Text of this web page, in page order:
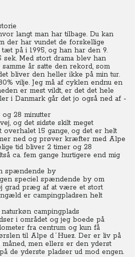
langt man har tilbage. Du kan
der har vundet de forskellige
på i 1995, og han har den 9.
sek. Med stort drama blev han
år satte den rekord, som
bliver den heller ikke på min tur.
vilje. Jeg må af cyklen endnu en
er mest vildt, er det det hele
i Danmark går det jo også ned af -
28 minutter
og det sidste skilt meget
15 gange, og det er helt
ned og prøver kræfter med Alpe
tid bliver 2 timer og 28
ca. fem gange hurtigere end mig
spændende by
speciel spændende by om
grad præg af at være et stort
er campingpladsen helt
campingplads
i området og jeg boede på
fra centrum og kun få
til Alpe d´Huez. Der er liv på
men ellers er den yderst
de yderste pladser ud mod engen.